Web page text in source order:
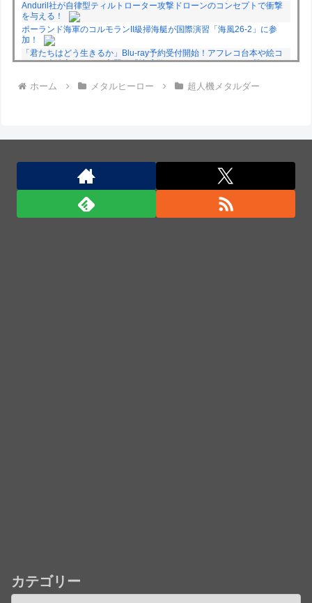
Anduril社が自律型ティルトローター攻撃ドローンのコンセプトで衝撃
を与える！
ポーランド海軍のコルモランII級掃海艇が国際演習「海風26-2」に参
加！
「君たちはどう生きるか」Blu-ray予約受付開始！アフレコ台本や絵コ
ンテ、米津玄師による主題歌「地球儀」ミュージッククリップ収録。ス
★【ワートリ】今月新発売!!第27巻まとめ【コメント欄まとめます】
ホーム メタルヒーロー 超人機メタルダー
カテゴリー